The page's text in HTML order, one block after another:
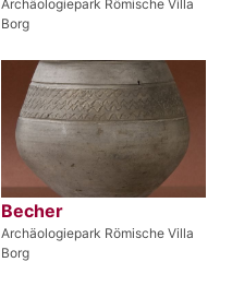
Archäologiepark Römische Villa
Borg
Becher
Archäologiepark Römische Villa
Borg